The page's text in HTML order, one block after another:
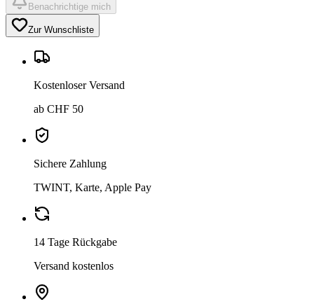
Benachrichtige mich
Zur Wunschliste
Kostenloser Versand
ab CHF 50
Sichere Zahlung
TWINT, Karte, Apple Pay
14 Tage Rückgabe
Versand kostenlos